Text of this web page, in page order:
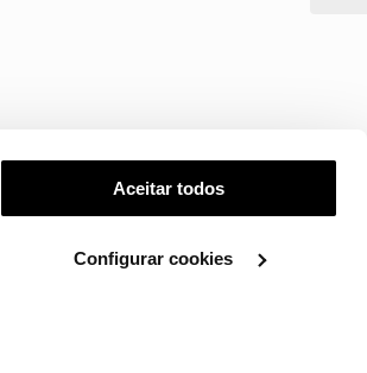
Aceitar todos
Configurar cookies